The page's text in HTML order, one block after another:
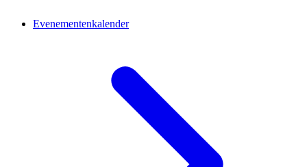
Evenementenkalender